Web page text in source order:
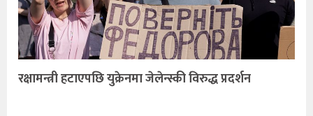
रक्षामन्त्री हटाएपछि युक्रेनमा जेलेन्स्की विरुद्ध प्रदर्शन